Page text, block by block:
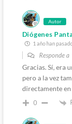
Autor
Diógenes
1 año han
Responde a
Gracias. Sí, era
pero a la vez
directamente
0